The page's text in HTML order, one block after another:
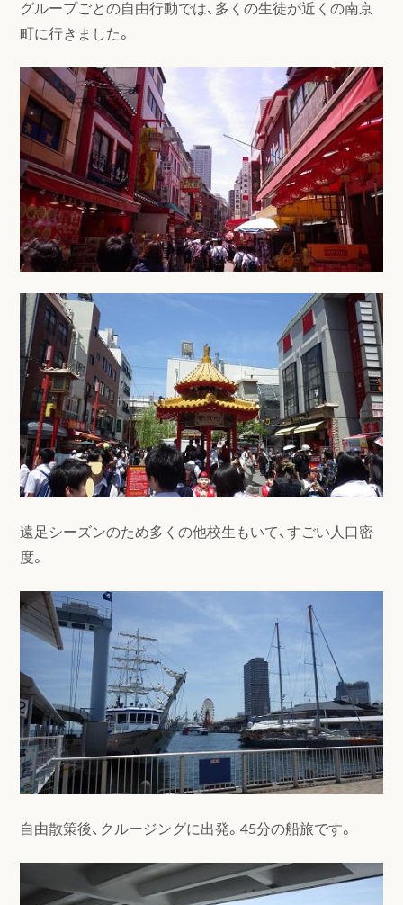
グループごとの自由行動では、多くの生徒が近くの南京
町に行きました。
遠足シーズンのため多くの他校生もいて、すごい人口密
度。
自由散策後、クルージングに出発。45分の船旅です。